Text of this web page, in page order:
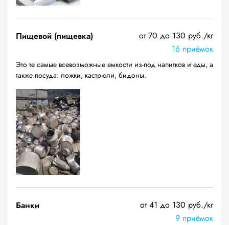
Пищевой (пищевка)
от 70 до 130 руб./кг
16 приёмок
Это те самые всевозможные емкости из-под напитков и еды, а
также посуда: ложки, кастрюли, бидоны.
Банки
от 41 до 130 руб./кг
9 приёмок